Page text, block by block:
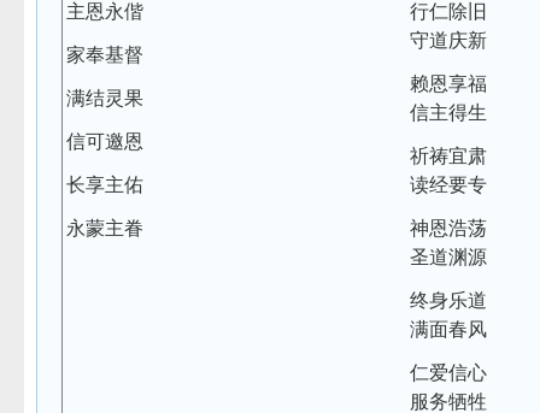
主恩永偕
家奉基督
满结灵果
信可邀恩
长享主佑
永蒙主眷
行仁除旧
守道庆新
赖恩享福
信主得生
祈祷宜肃
读经要专
神恩浩荡
圣道渊源
终身乐道
满面春风
仁爱信心
服务牺牲